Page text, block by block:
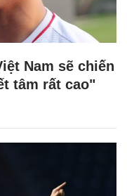
Nam sẽ chiến
tâm rất cao"